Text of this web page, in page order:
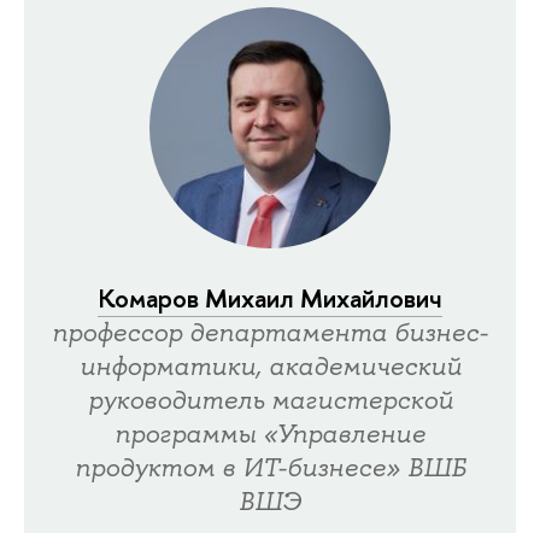
Комаров Михаил Михайлович
профессор департамента бизнес-
информатики, академический
руководитель магистерской
программы «Управление
продуктом в ИТ-бизнесе» ВШБ
ВШЭ